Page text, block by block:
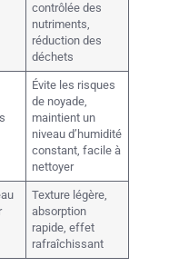
contrôlée des
nutriments,
réduction des
déchets
Évite les risques
de noyade,
maintient un
niveau d’humidité
constant, facile à
nettoyer
Texture légère,
absorption
rapide, effet
rafraîchissant